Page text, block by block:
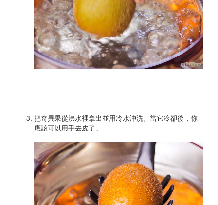
把奇異果從沸水裡拿出並用冷水沖洗。當它冷卻後，你
應該可以用手去皮了。